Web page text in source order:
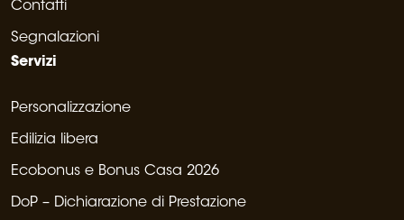
Contatti
Segnalazioni
Servizi
Personalizzazione
Edilizia libera
Ecobonus e Bonus Casa 2026
DoP – Dichiarazione di Prestazione